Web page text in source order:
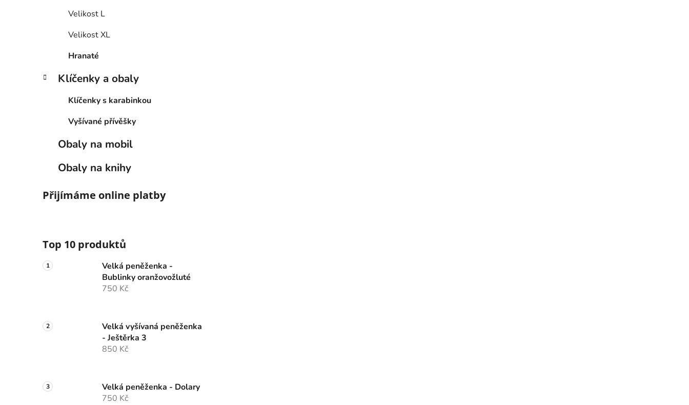
Velikost L
Velikost XL
Hranaté
Klíčenky a obaly
Klíčenky s karabinkou
Vyšívané přívěšky
Obaly na mobil
Obaly na knihy
Přijímáme online platby
Top 10 produktů
Velká peněženka -
Bublinky oranžovožluté
750 Kč
Velká vyšívaná peněženka
- Ještěrka 3
850 Kč
Velká peněženka - Dolary
750 Kč